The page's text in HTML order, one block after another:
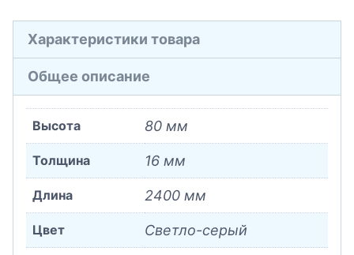
Характеристики товара
Общее описание
Высота 80 мм
Толщина 16 мм
Длина 2400 мм
Цвет Светло-серый